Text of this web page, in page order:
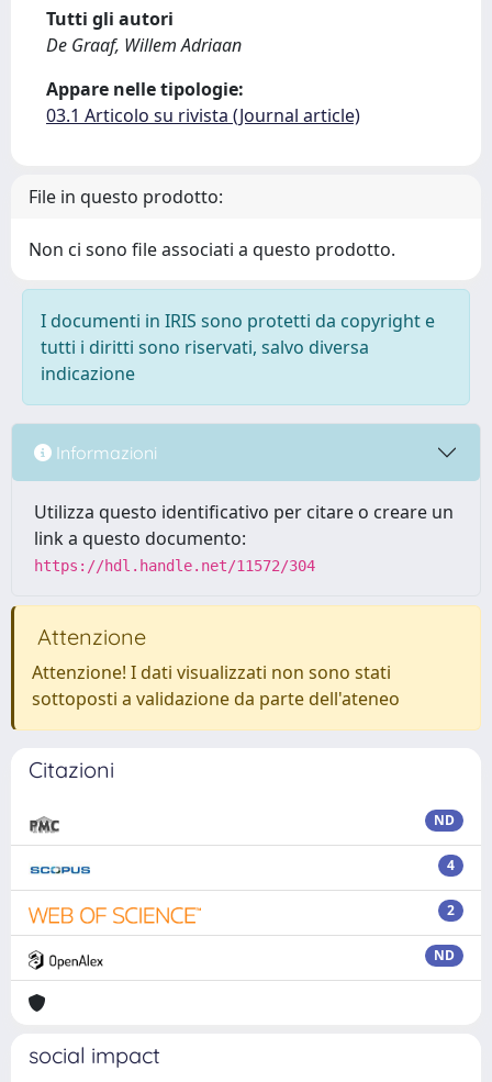
Tutti gli autori
De Graaf, Willem Adriaan
Appare nelle tipologie:
03.1 Articolo su rivista (Journal article)
File in questo prodotto:
Non ci sono file associati a questo prodotto.
I documenti in IRIS sono protetti da copyright e
tutti i diritti sono riservati, salvo diversa
indicazione
Informazioni
Utilizza questo identificativo per citare o creare un
link a questo documento:
https://hdl.handle.net/11572/304
Attenzione
Attenzione! I dati visualizzati non sono stati
sottoposti a validazione da parte dell'ateneo
Citazioni
ND
4
2
ND
social impact